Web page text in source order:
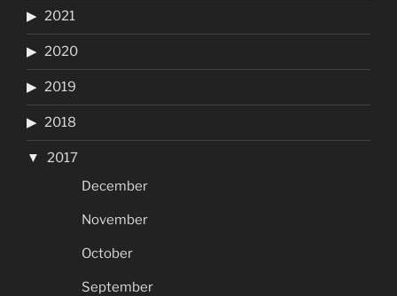
2021
2020
2019
2018
2017
December
November
October
September